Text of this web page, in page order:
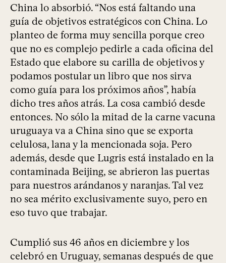
China lo absorbió. “Nos está faltando una
guía de objetivos estratégicos con China. Lo
planteo de forma muy sencilla porque creo
que no es complejo pedirle a cada oficina del
Estado que elabore su carilla de objetivos y
podamos postular un libro que nos sirva
como guía para los próximos años”, había
dicho tres años atrás. La cosa cambió desde
entonces. No sólo la mitad de la carne vacuna
uruguaya va a China sino que se exporta
celulosa, lana y la mencionada soja. Pero
además, desde que Lugris está instalado en la
contaminada Beijing, se abrieron las puertas
para nuestros arándanos y naranjas. Tal vez
no sea mérito exclusivamente suyo, pero en
eso tuvo que trabajar.
Cumplió sus 46 años en diciembre y los
celebró en Uruguay, semanas después de que